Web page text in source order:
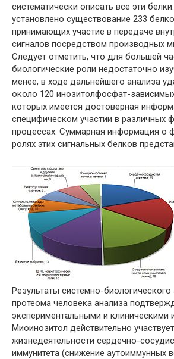
систематически описать все эти
установлено существование 233
принимающих участие в передаче
сигналов посредством производных
Следует отметить, что для большей
биологические роли недостаточно
менее, в ходе дальнейшего анализа
около 120 инозитолфосфат-
которых имеется достоверная
специфическом участии в различных
процессах. Суммарная информация о
ролях этих сигнальных белков
Результаты системно-
протеома человека анализа
экспериментальными и клиническими
Миоинозитол действительно
жизнедеятельности сердечно-
иммунитета (снижение аутоиммунных